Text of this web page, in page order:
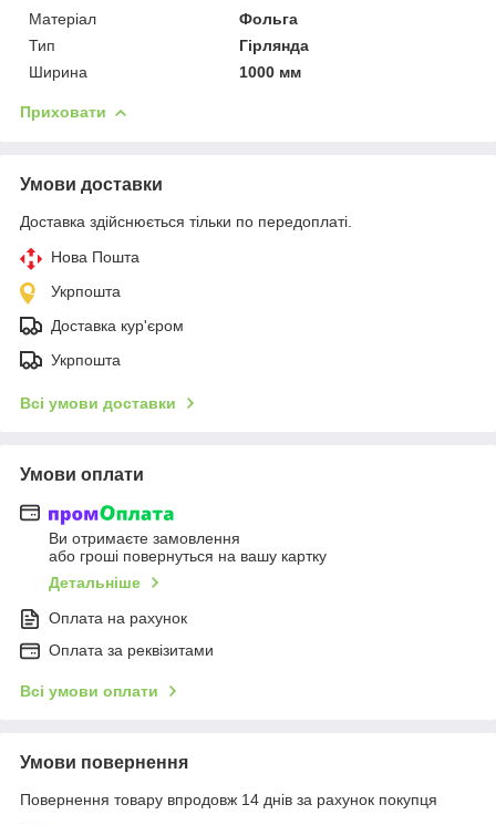
Матеріал
Фольга
Тип
Гірлянда
Ширина
1000 мм
Приховати
Умови доставки
Доставка здійснюється тільки по передоплаті.
Нова Пошта
Укрпошта
Доставка кур'єром
Укрпошта
Всі умови доставки
Умови оплати
Ви отримаєте замовлення
або гроші повернуться на вашу картку
Детальніше
Оплата на рахунок
Оплата за реквізитами
Всі умови оплати
Умови повернення
Повернення товару впродовж 14 днів за рахунок покупця